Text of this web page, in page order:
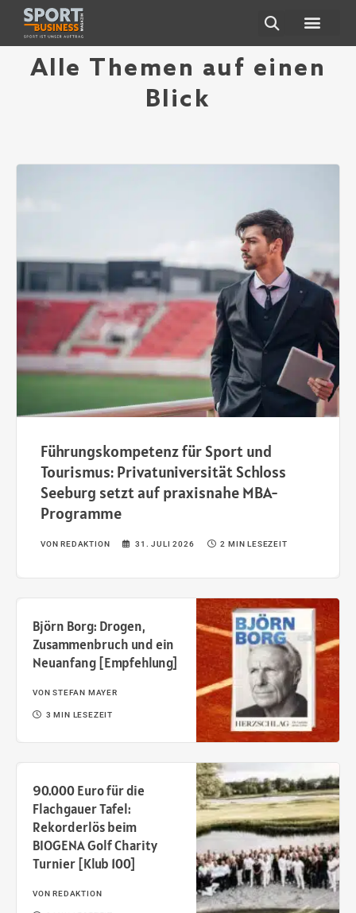
Alle Themen auf einen
Blick
Führungskompetenz für Sport und
Tourismus: Privatuniversität Schloss
Seeburg setzt auf praxisnahe MBA-
Programme
VONREDAKTION 31. JULI 2026 2 MIN LESEZEIT
Björn Borg: Drogen,
Zusammenbruch und ein
Neuanfang [Empfehlung]
VONSTEFAN MAYER
3 MIN LESEZEIT
90.000 Euro für die
Flachgauer Tafel:
Rekorderlös beim
BIOGENA Golf Charity
Turnier [Klub 100]
VONREDAKTION